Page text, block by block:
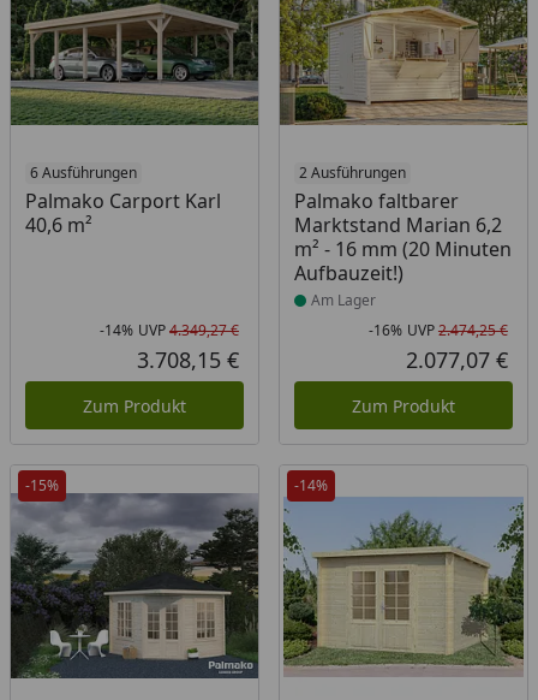
6 Ausführungen
Palmako Carport Karl
40,6 m²
Rabatt in Prozent
-14%
Ursprünglicher Preis
UVP4.349,27 €
Aktueller Preis
3.708,15 €
Zum Produkt
2 Ausführungen
Palmako faltbarer
Marktstand Marian 6,2
m² - 16 mm (20 Minuten
Aufbauzeit!)
Produkt am Lager
Am Lager
-16% UVP2.474,25 €
2.077,07 €
Zum Produkt
-15% -14%